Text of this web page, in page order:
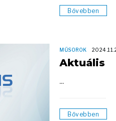
Bővebben
MŰSOROK
Aktuális
...
Bővebben